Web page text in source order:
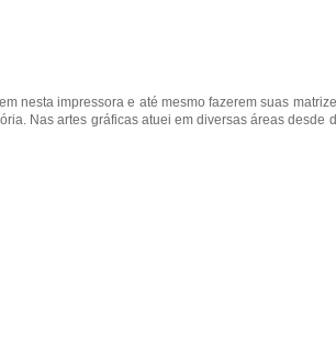
nesta impressora e até mesmo fazerem suas
Nas artes gráficas atuei em diversas áreas desde